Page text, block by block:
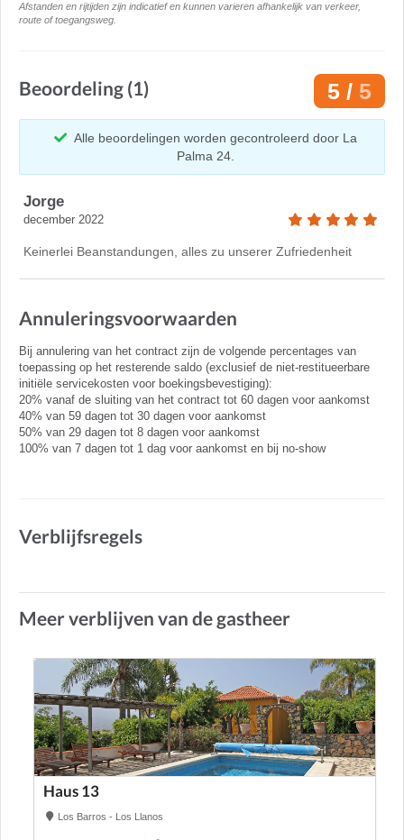
Afstanden en rijtijden zijn indicatief en kunnen varieren afhankelijk van verkeer,
route of toegangsweg.
Beoordeling (1) 5 / 5
Alle beoordelingen worden gecontroleerd door La
Palma 24.
Jorge
december 2022
Keinerlei Beanstandungen, alles zu unserer Zufriedenheit
Annuleringsvoorwaarden
Bij annulering van het contract zijn de volgende percentages van
toepassing op het resterende saldo (exclusief de niet-restitueerbare
initiële servicekosten voor boekingsbevestiging):
20% vanaf de sluiting van het contract tot 60 dagen voor aankomst
40% van 59 dagen tot 30 dagen voor aankomst
50% van 29 dagen tot 8 dagen voor aankomst
100% van 7 dagen tot 1 dag voor aankomst en bij no-show
Verblijfsregels
Meer verblijven van de gastheer
Haus 13
Los Barros - Los Llanos